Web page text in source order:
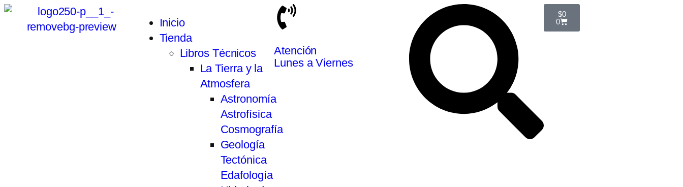
Inicio
Tienda
Libros Técnicos
La Tierra y la
Atmosfera
Astronomía
Astrofísica
Cosmografía
Geología
Tectónica
Edafología
Atención
Lunes a Viernes
$0
0